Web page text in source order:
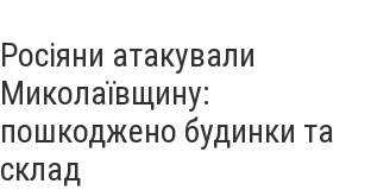
Росіяни атакували
Миколаївщину:
пошкоджено будинки та
склад